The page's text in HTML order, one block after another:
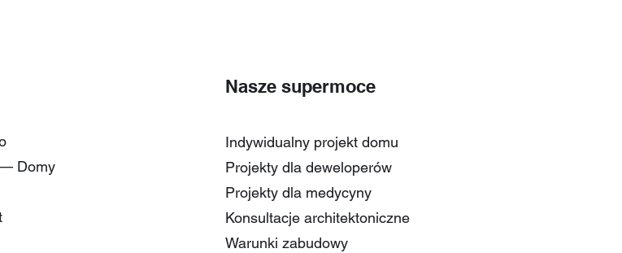
Nasze supermoce
Domy
Indywidualny projekt domu
Projekty dla deweloperów
Projekty dla medycyny
Konsultacje architektoniczne
Warunki zabudowy